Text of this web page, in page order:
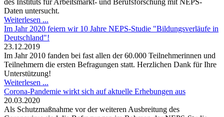
des Instituts für Arbeitsmarkt- und Berufsforschung mit NEPS-
Daten untersucht.
Weiterlesen ...
Im Jahr 2020 feiern wir 10 Jahre NEPS-Studie "Bildungsverläufe in
Deutschland"!
23.12.2019
Im Jahr 2010 fanden bei fast allen der 60.000 Teilnehmerinnen und
Teilnehmern die ersten Befragungen statt. Herzlichen Dank für Ihre
Unterstützung!
Weiterlesen ...
Corona-Pandemie wirkt sich auf aktuelle Erhebungen aus
20.03.2020
Als Schutzmaßnahme vor der weiteren Ausbreitung des